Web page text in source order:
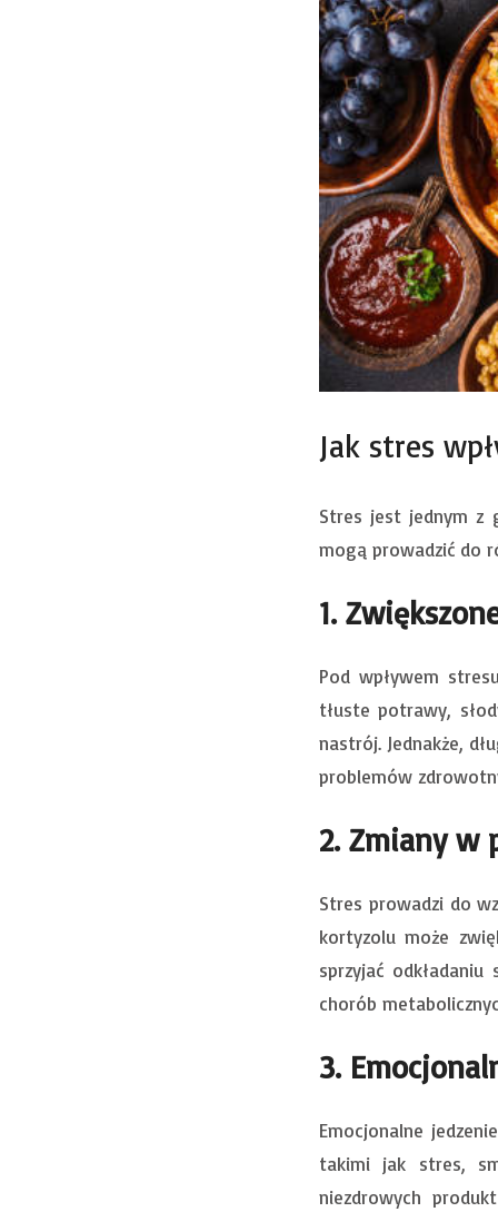
Jak stres
Stres jest jednym z
mogą prowadzić do
1.
Pod wpływem
tłuste potrawy,
nastrój. Jednakże,
problemów
2. Zmiany w
Stres prowadzi do
kortyzolu może
sprzyjać
chorób
3.
Emocjonalne
takimi jak stres,
niezdrowych